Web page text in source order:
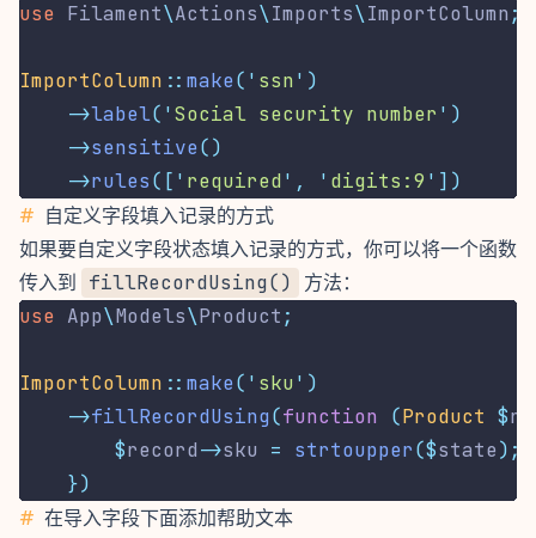
use Filament\Actions\Imports\ImportColumn ;
ImportColumn :: make( ' ssn ' )
->label( 'Social security number ' )
->sensitive()
->rules([ ' required ' , ' digits:9 ' ])
# 自定义字段填入记录的方式
如果要自定义字段状态填入记录的方式，你可以将一个函数
传入到
fillRecordUsing() 方法：
use App\Models\Product ;
ImportColumn :: make( ' sku ' )
->fillRecordUsing(function (Product $
$record->sku = strtoupper($state);
})
# 在导入字段下面添加帮助文本